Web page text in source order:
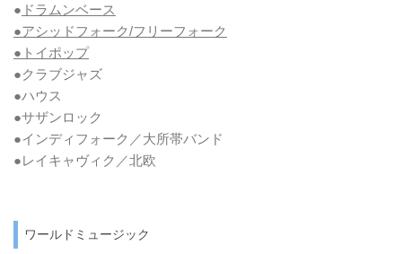
● ドラムンベース
●アシッドフォーク/フリーフォーク
●トイポップ
●クラブジャズ
●ハウス
●サザンロック
●インディフォーク／大所帯バンド
●レイキャヴィク／北欧
ワールドミュージック